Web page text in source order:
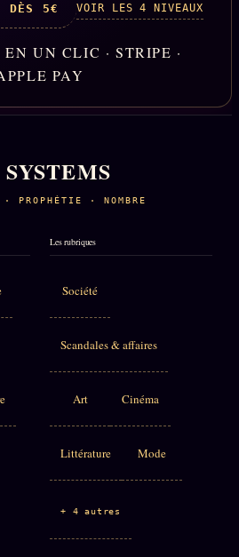
DÈS 5€ VOIR LES 4 NIVEAUX
UN CLIC · STRIPE ·
PAY
SYSTEMS
· PROPHÉTIE · NOMBRE
Les rubriques
Société
Scandales & affaires
Art Cinéma
Littérature Mode
+ 4 autres